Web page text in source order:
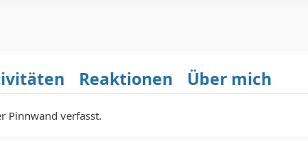
Reaktionen Über mich
Pinnwand verfasst.